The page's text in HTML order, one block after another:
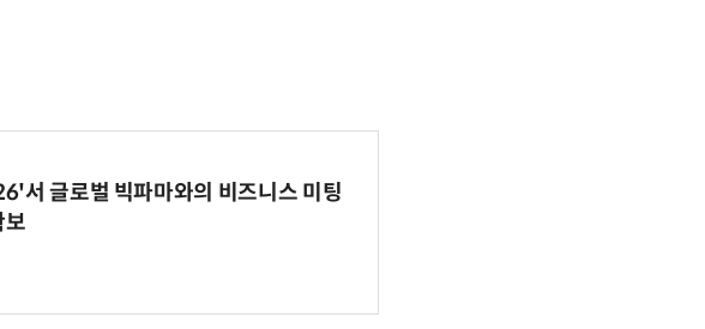
서 글로벌 빅파마와의 비즈니스 미팅
보